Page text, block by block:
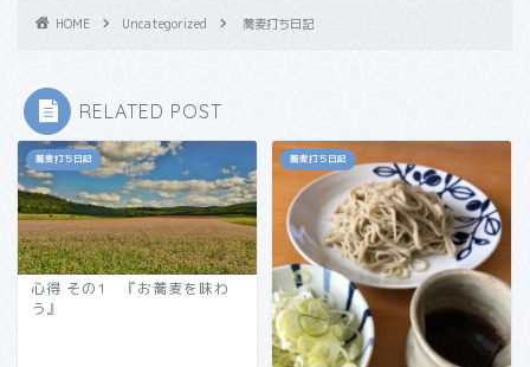
HOME Uncategorized 蕎麦打ち日記
RELATED POST
蕎麦打ち日記
心得 その1 『お蕎麦を味わ
う』
蕎麦打ち日記